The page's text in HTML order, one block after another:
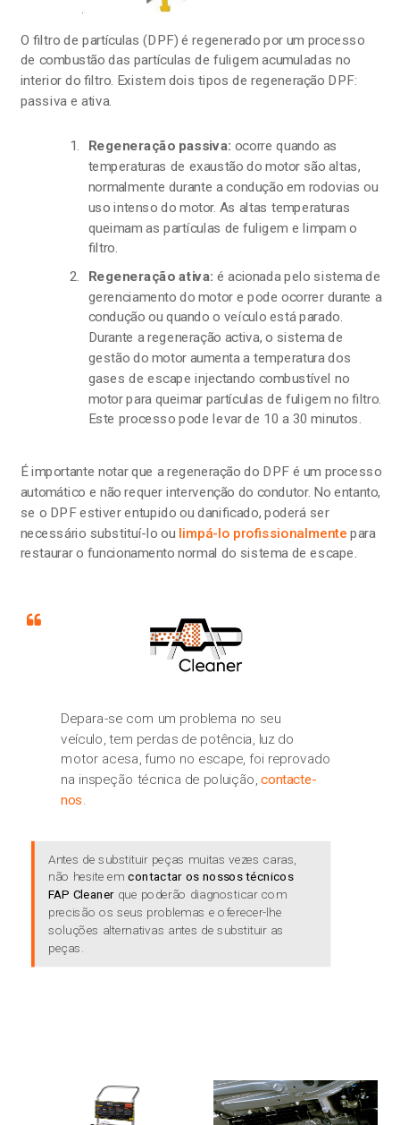
O filtro de partículas (DPF) é regenerado por um processo
de combustão das partículas de fuligem acumuladas no
interior do filtro. Existem dois tipos de regeneração DPF:
passiva e ativa.
Regeneração passiva: ocorre quando as
temperaturas de exaustão do motor são altas,
normalmente durante a condução em rodovias ou
uso intenso do motor. As altas temperaturas
queimam as partículas de fuligem e limpam o
filtro.
Regeneração ativa: é acionada pelo sistema de
gerenciamento do motor e pode ocorrer durante a
condução ou quando o veículo está parado.
Durante a regeneração activa, o sistema de
gestão do motor aumenta a temperatura dos
gases de escape injectando combustível no
motor para queimar partículas de fuligem no filtro.
Este processo pode levar de 10 a 30 minutos.
É importante notar que a regeneração do DPF é um processo
automático e não requer intervenção do condutor. No entanto,
se o DPF estiver entupido ou danificado, poderá ser
necessário substituí-lo ou limpá-lo profissionalmente para
restaurar o funcionamento normal do sistema de escape.
Depara-se com um problema no seu
veículo, tem perdas de potência, luz do
motor acesa, fumo no escape, foi reprovado
na inspeção técnica de poluição,contacte-
nos
Antes de substituir peças muitas vezes caras,
não hesite emcontactar os nossos técnicos
FAP Cleaner que poderão diagnosticar com
precisão os seus problemas e oferecer-lhe
soluções alternativas antes de substituir as
peças.